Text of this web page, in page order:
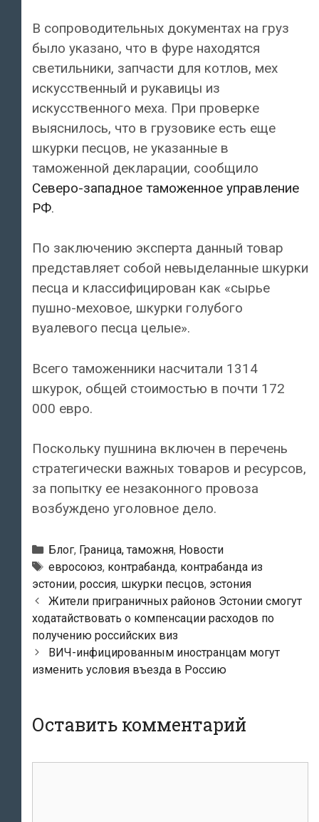
В сопроводительных документах на груз
было указано, что в фуре находятся
светильники, запчасти для котлов, мех
искусственный и рукавицы из
искусственного меха. При проверке
выяснилось, что в грузовике есть еще
шкурки песцов, не указанные в
таможенной декларации, сообщило
Северо-западное таможенное управление
РФ.
По заключению эксперта данный товар
представляет собой невыделанные шкурки
песца и классифицирован как «сырье
пушно-меховое, шкурки голубого
вуалевого песца целые».
Всего таможенники насчитали 1314
шкурок, общей стоимостью в почти 172
000 евро.
Поскольку пушнина включен в перечень
стратегически важных товаров и ресурсов,
за попытку ее незаконного провоза
возбуждено уголовное дело.
Рубрики
Блог, Граница, таможня, Новости
Метки
евросоюз, контрабанда, контрабанда из
эстонии, россия, шкурки песцов, эстония
Навигация
по
записям
Жители приграничных районов Эстонии смогут
ходатайствовать о компенсации расходов по
получению российских виз
ВИЧ-инфицированным иностранцам могут
изменить условия въезда в Россию
Оставить комментарий